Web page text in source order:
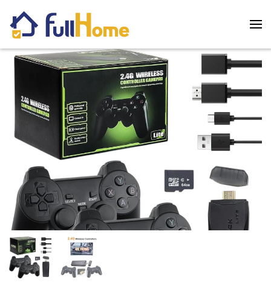
Skip to main content